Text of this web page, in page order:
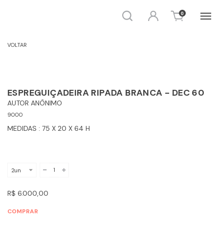
Busca Entrar 0
MÓVEIS - CAMA E ESPREGUIÇADEIRA
VOLTAR
ESPREGUIÇADEIRA RIPADA BRANCA - DEC 60
AUTOR ANÔNIMO
9000
MEDIDAS : 75 X 20 X 64 H
R$ 6.000,00
COMPRAR